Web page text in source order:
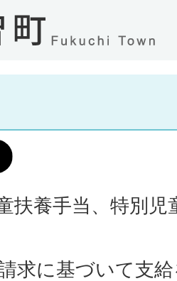
扶養手当、特別
求に基づいて支